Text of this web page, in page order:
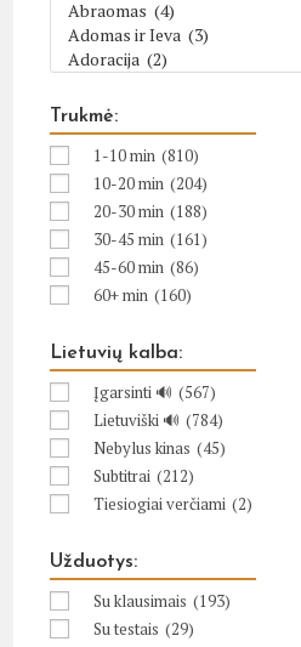
Trukmė:
1-10 min (810)
10-20 min (204)
20-30 min (188)
30-45 min (161)
45-60 min (86)
60+ min (160)
Lietuvių kalba:
Įgarsinti 🔊 (567)
Lietuviški 🔊 (784)
Nebylus kinas (45)
Subtitrai (212)
Tiesiogiai verčiami (2)
Užduotys:
Su klausimais (193)
Su testais (29)